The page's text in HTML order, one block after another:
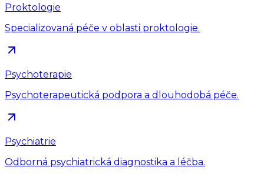
Proktologie
Specializovaná péče v oblasti proktologie.
Psychoterapie
Psychoterapeutická podpora a dlouhodobá péče.
Psychiatrie
Odborná psychiatrická diagnostika a léčba.